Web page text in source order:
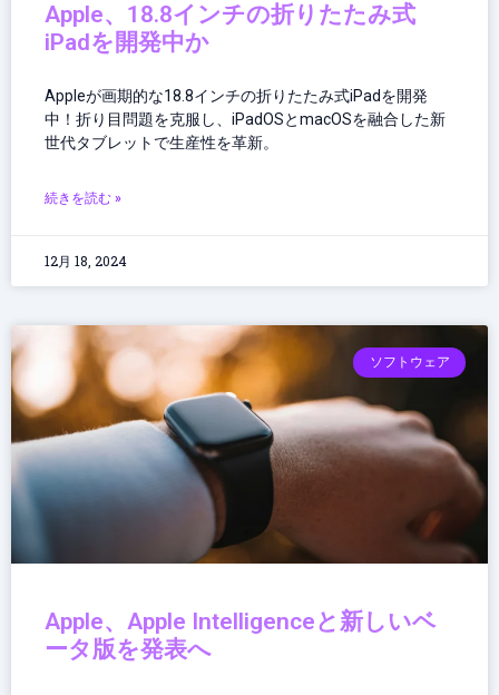
Apple、18.8インチの折りたたみ式
iPadを開発中か
Appleが画期的な18.8インチの折りたたみ式iPadを開発
中！折り目問題を克服し、iPadOSとmacOSを融合した新
世代タブレットで生産性を革新。
続きを読む »
12月 18, 2024
ソフトウェア
Apple、Apple Intelligenceと新しいベ
ータ版を発表へ